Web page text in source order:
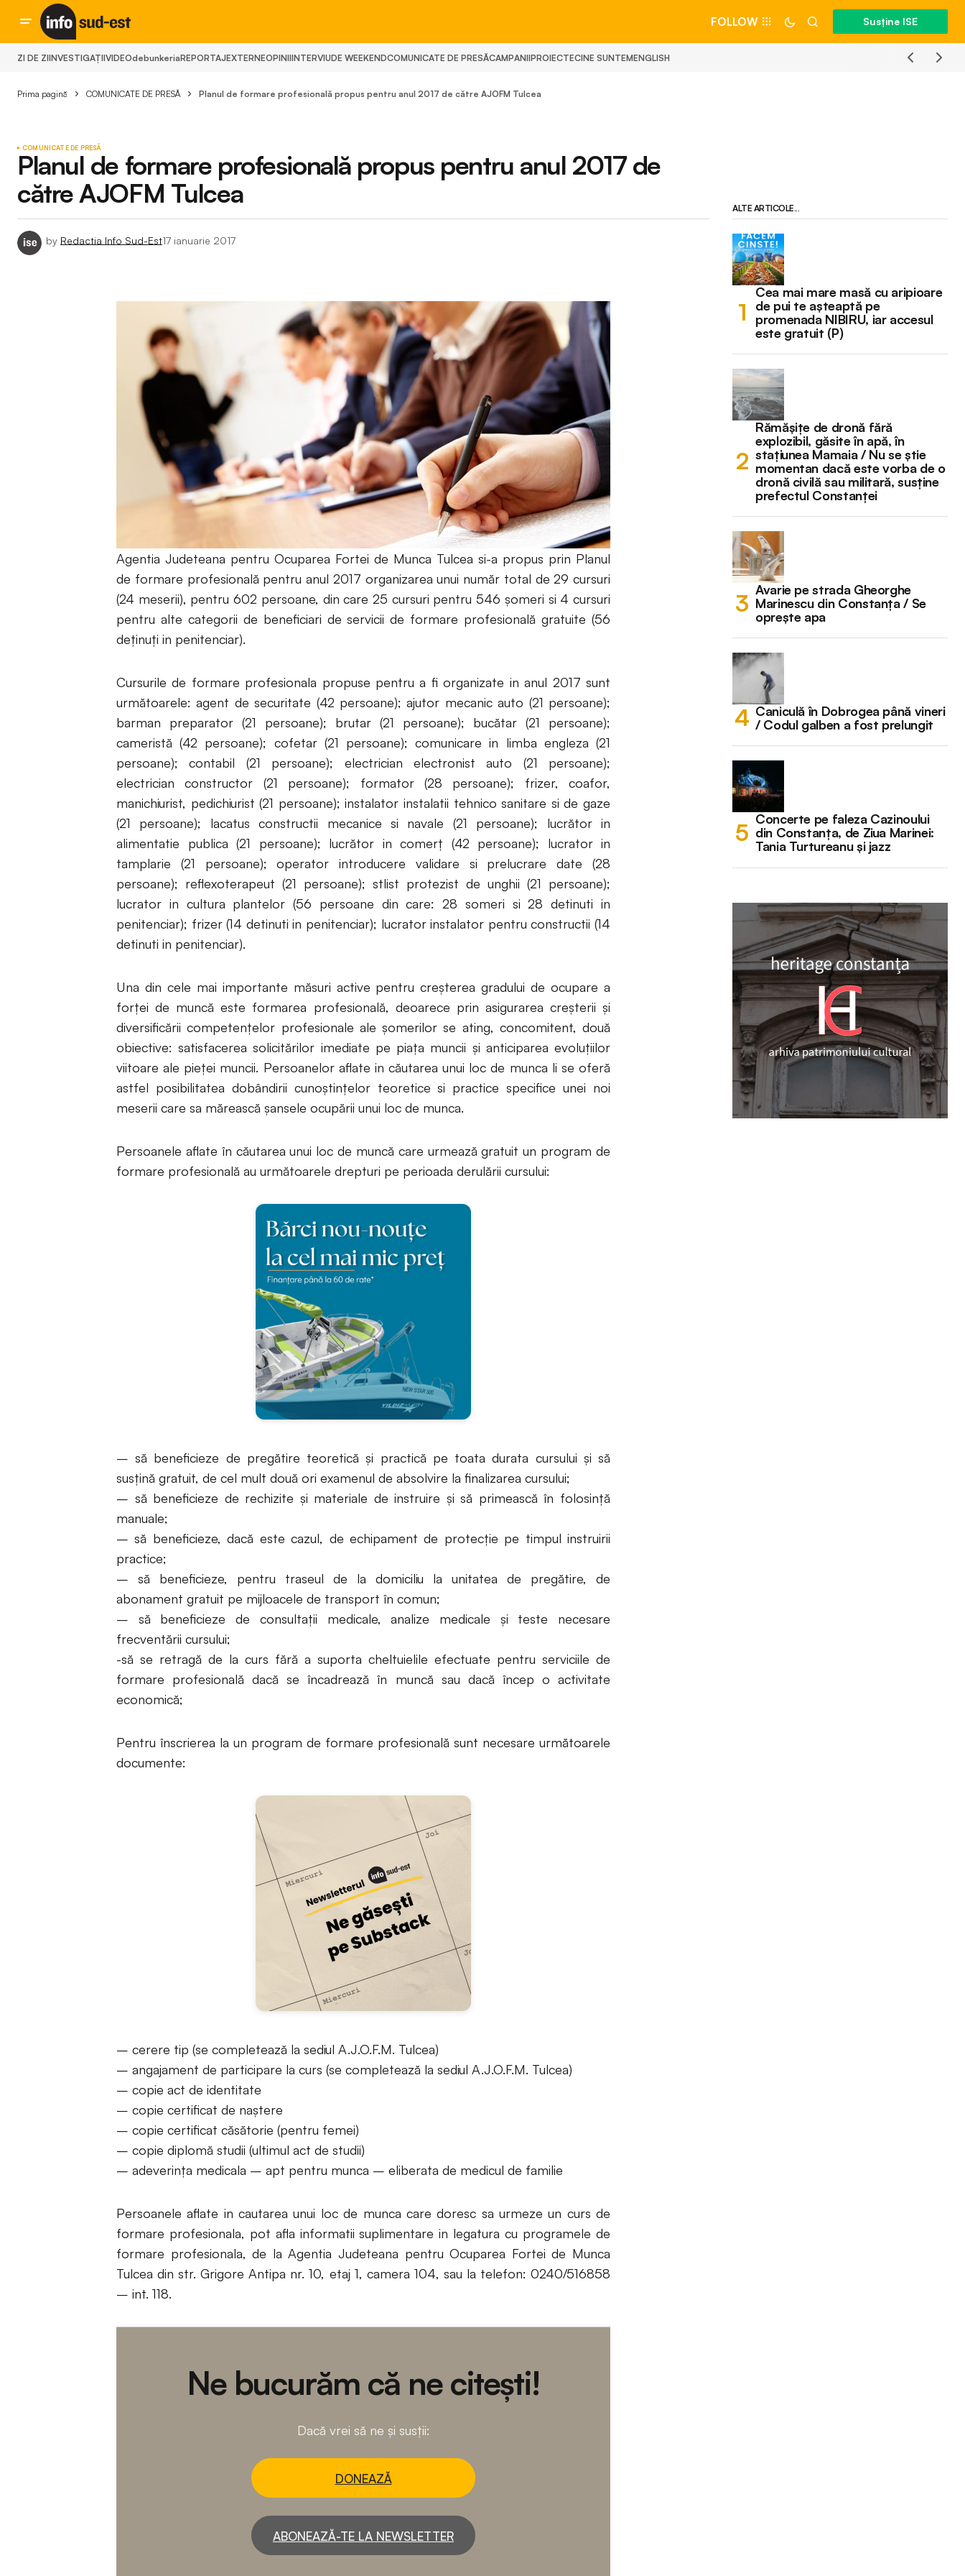
FOLLOW Susține ISE
ZI DE ZIINVESTIGAȚIIVIDEOdebunkeriaREPORTAJEXTERNEOPINIIINTERVIUDE WEEKENDCOMUNICATE DE PRESĂCAMPANIIPROIECTECINE SUNTEMENGLISH
Prima pagină COMUNICATE DE PRESĂ Planul de formare profesională propus pentru anul 2017 de către AJOFM Tulcea
COMUNICATE DE PRESĂ
Planul de formare profesională propus pentru anul 2017 de
către AJOFM Tulcea
by Redactia Info Sud-Est17 ianuarie 2017
Agentia Judeteana pentru Ocuparea Fortei de Munca Tulcea si-a propus prin Planul
de formare profesională pentru anul 2017 organizarea unui număr total de 29 cursuri
(24 meserii), pentru 602 persoane, din care 25 cursuri pentru 546 şomeri si 4 cursuri
pentru alte categorii de beneficiari de servicii de formare profesională gratuite (56
deţinuţi in penitenciar).
Cursurile de formare profesionala propuse pentru a fi organizate in anul 2017 sunt
următoarele: agent de securitate (42 persoane); ajutor mecanic auto (21 persoane);
barman preparator (21 persoane); brutar (21 persoane); bucătar (21 persoane);
cameristă (42 persoane); cofetar (21 persoane); comunicare in limba engleza (21
persoane); contabil (21 persoane); electrician electronist auto (21 persoane);
electrician constructor (21 persoane); formator (28 persoane); frizer, coafor,
manichiurist, pedichiurist (21 persoane); instalator instalatii tehnico sanitare si de gaze
(21 persoane); lacatus constructii mecanice si navale (21 persoane); lucrător in
alimentatie publica (21 persoane); lucrător in comerţ (42 persoane); lucrator in
tamplarie (21 persoane); operator introducere validare si prelucrare date (28
persoane); reflexoterapeut (21 persoane); stlist protezist de unghii (21 persoane);
lucrator in cultura plantelor (56 persoane din care: 28 someri si 28 detinuti in
penitenciar); frizer (14 detinuti in penitenciar); lucrator instalator pentru constructii (14
detinuti in penitenciar).
Una din cele mai importante măsuri active pentru creşterea gradului de ocupare a
forţei de muncă este formarea profesională, deoarece prin asigurarea creşterii şi
diversificării competenţelor profesionale ale şomerilor se ating, concomitent, două
obiective: satisfacerea solicitărilor imediate pe piaţa muncii şi anticiparea evoluţiilor
viitoare ale pieţei muncii. Persoanelor aflate in căutarea unui loc de munca li se oferă
astfel posibilitatea dobândirii cunoştinţelor teoretice si practice specifice unei noi
meserii care sa mărească şansele ocupării unui loc de munca.
Persoanele aflate în căutarea unui loc de muncă care urmează gratuit un program de
formare profesională au următoarele drepturi pe perioada derulării cursului:
– să beneficieze de pregătire teoretică şi practică pe toata durata cursului şi să
susţină gratuit, de cel mult două ori examenul de absolvire la finalizarea cursului;
– să beneficieze de rechizite şi materiale de instruire şi să primească în folosinţă
manuale;
– să beneficieze, dacă este cazul, de echipament de protecţie pe timpul instruirii
practice;
– să beneficieze, pentru traseul de la domiciliu la unitatea de pregătire, de
abonament gratuit pe mijloacele de transport în comun;
– să beneficieze de consultaţii medicale, analize medicale şi teste necesare
frecventării cursului;
-să se retragă de la curs fără a suporta cheltuielile efectuate pentru serviciile de
formare profesională dacă se încadrează în muncă sau dacă încep o activitate
economică;
Pentru înscrierea la un program de formare profesională sunt necesare următoarele
documente:
– cerere tip (se completează la sediul A.J.O.F.M. Tulcea)
– angajament de participare la curs (se completează la sediul A.J.O.F.M. Tulcea)
– copie act de identitate
– copie certificat de naştere
– copie certificat căsătorie (pentru femei)
– copie diplomă studii (ultimul act de studii)
– adeverinţa medicala – apt pentru munca – eliberata de medicul de familie
Persoanele aflate in cautarea unui loc de munca care doresc sa urmeze un curs de
formare profesionala, pot afla informatii suplimentare in legatura cu programele de
formare profesionala, de la Agentia Judeteana pentru Ocuparea Fortei de Munca
Tulcea din str. Grigore Antipa nr. 10, etaj 1, camera 104, sau la telefon: 0240/516858
– int. 118.
Ne bucurăm că ne citești!
Dacă vrei să ne și susții:
DONEAZĂ
ABONEAZĂ-TE LA NEWSLETTER
ALTE ARTICOLE...
Cea mai mare masă cu aripioare
de pui te așteaptă pe
promenada NIBIRU, iar accesul
este gratuit (P)
Rămășițe de dronă fără
explozibil, găsite în apă, în
stațiunea Mamaia / Nu se știe
momentan dacă este vorba de o
dronă civilă sau militară, susține
prefectul Constanței
Avarie pe strada Gheorghe
Marinescu din Constanța / Se
oprește apa
Caniculă în Dobrogea până vineri
/ Codul galben a fost prelungit
Concerte pe faleza Cazinoului
din Constanța, de Ziua Marinei:
Tania Turtureanu și jazz